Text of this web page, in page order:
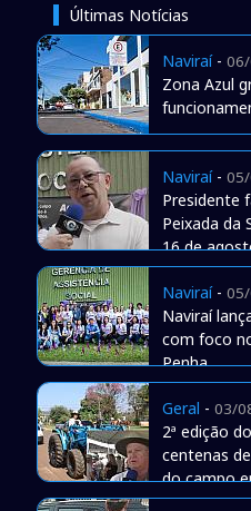
Últimas Notícias
Naviraí-
Zona Azul
Naviraí-
Presidente
Peixada da
16 de
Naviraí-
Naviraí
com foco
Penha
Geral - 03/
2ª edição
centenas
do campo